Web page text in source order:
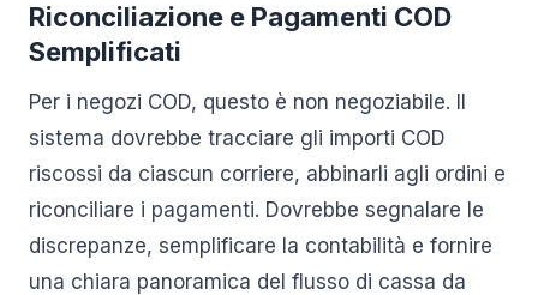
Riconciliazione e Pagamenti COD
Semplificati
Per i negozi COD, questo è non negoziabile. Il
sistema dovrebbe tracciare gli importi COD
riscossi da ciascun corriere, abbinarli agli ordini e
riconciliare i pagamenti. Dovrebbe segnalare le
discrepanze, semplificare la contabilità e fornire
una chiara panoramica del flusso di cassa da